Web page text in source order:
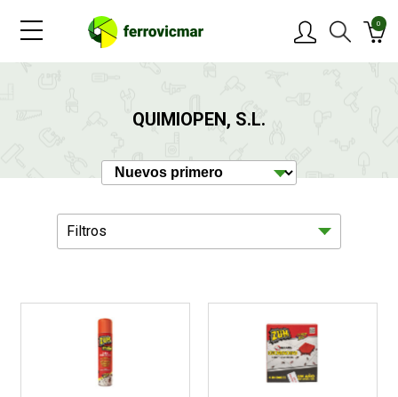
0
QUIMIOPEN, S.L.
Filtros
OFERTAS
NOVEDADES
BLOG
CONTACTAR